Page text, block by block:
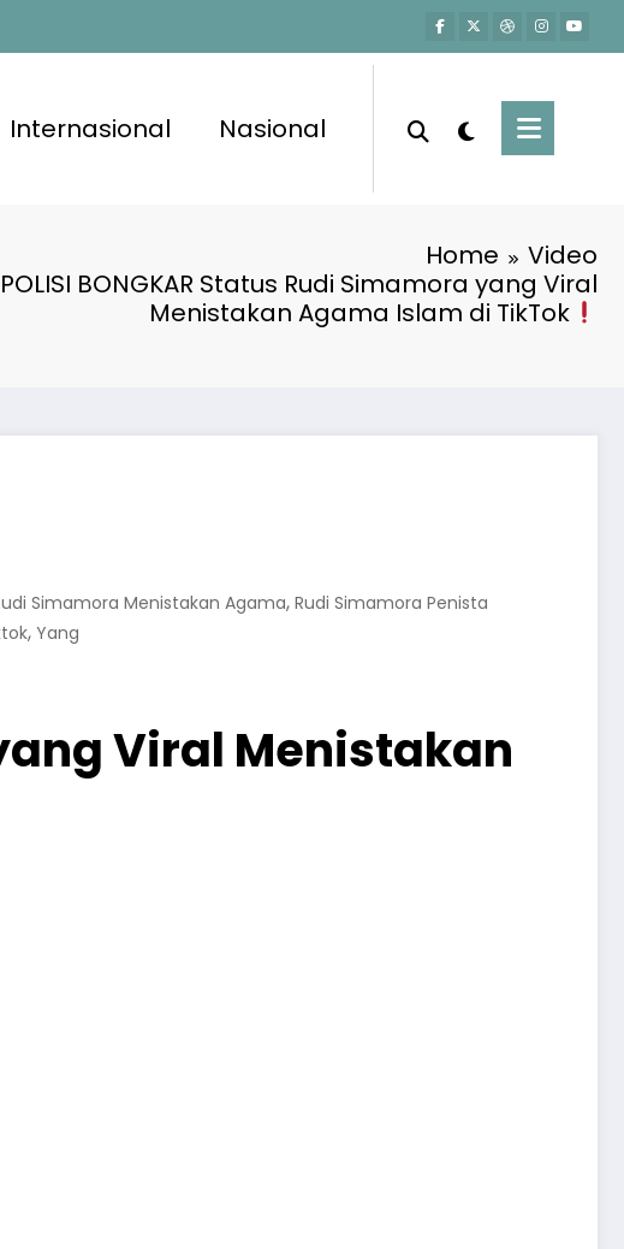
Internasional Nasional
Home
Video
POLISI BONGKAR Status Rudi Simamora yang Viral
Menistakan Agama Islam di TikTok
Simamora Menistakan Agama, Rudi Simamora Penista
, Yang
Viral Menistakan